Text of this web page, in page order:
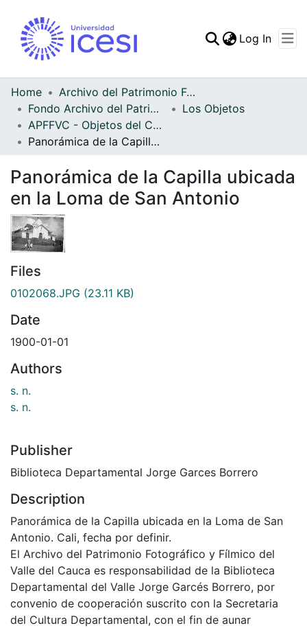
Statistics
Log In
Home
Archivo del Patrimonio Fotográfico y Fílmico del Valle del Cauca
Fondo Archivo del Patrimonio Fotográfico y Fílmico del Valle del Cauca
Los Objetos
APFFVC - Objetos del Culto - Patrimonial
Panorámica de la Capilla ubicada en la Loma de San Antonio
Panorámica de la Capilla ubicada
en la Loma de San Antonio
Files
0102068.JPG (23.11 KB)
Date
1900-01-01
Authors
s. n.
s. n.
Publisher
Biblioteca Departamental Jorge Garces Borrero
Description
Panorámica de la Capilla ubicada en la Loma de San
Antonio. Cali, fecha por definir.
El Archivo del Patrimonio Fotográfico y Fílmico del
Valle del Cauca es responsabilidad de la Biblioteca
Departamental del Valle Jorge Garcés Borrero, por
convenio de cooperación suscrito con la Secretaria
del Cultura Departamental, con el fin de aunar